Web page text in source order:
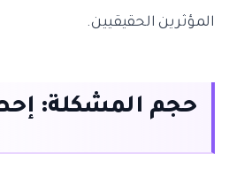
المؤثرين الحقيقيين.
حجم المشكلة: